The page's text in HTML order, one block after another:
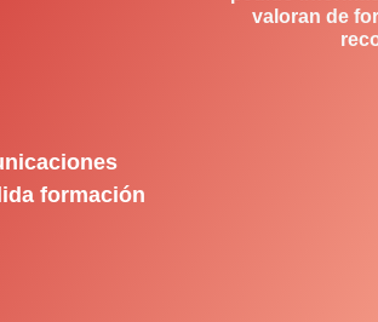
formación
valoran de